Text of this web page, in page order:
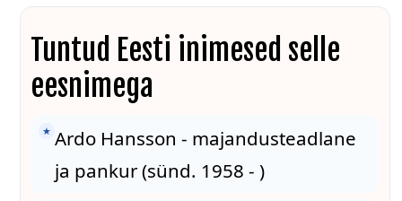
Tuntud Eesti inimesed selle
eesnimega
★ Ardo Hansson - majandusteadlane
ja pankur (sünd. 1958 - )